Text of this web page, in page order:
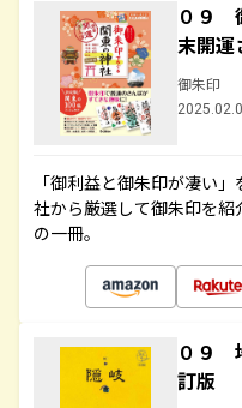
０９
末開
御朱印
「御利益と御朱印が凄い
社から厳選して御朱印を
の一冊。
０９
訂版